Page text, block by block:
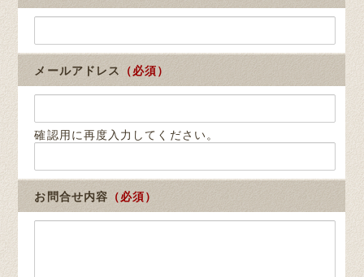
メールアドレス （必須）
確認用に再度入力してください。
お問合せ内容 （必須）